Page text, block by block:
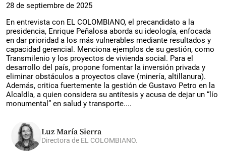
28 de septiembre de 2025
En entrevista con EL COLOMBIANO, el precandidato a la
presidencia, Enrique Peñalosa aborda su ideología, enfocada
en dar prioridad a los más vulnerables mediante resultados y
capacidad gerencial. Menciona ejemplos de su gestión, como
Transmilenio y los proyectos de vivienda social. Para el
desarrollo del país, propone fomentar la inversión privada y
eliminar obstáculos a proyectos clave (minería, altillanura).
Además, critica fuertemente la gestión de Gustavo Petro en la
Alcaldía, a quien considera su antítesis y acusa de dejar un “lío
monumental” en salud y transporte....
Luz María Sierra
Directora de EL COLOMBIANO.